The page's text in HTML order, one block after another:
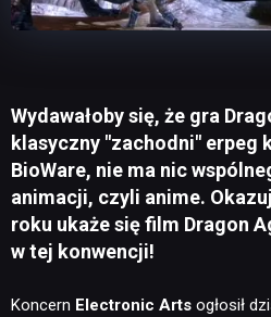
Wydawałoby się, że gra
klasyczny "zachodni" erpeg
BioWare, nie ma nic
animacji, czyli anime.
roku ukaże się film Dragon
w tej konwencji!
Koncern Electronic Arts ogłosił